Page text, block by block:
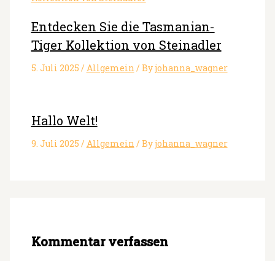
Entdecken Sie die Tasmanian-
Tiger Kollektion von Steinadler
5. Juli 2025 / Allgemein / Byjohanna_wagner
Hallo Welt!
9. Juli 2025 / Allgemein / Byjohanna_wagner
Kommentar verfassen